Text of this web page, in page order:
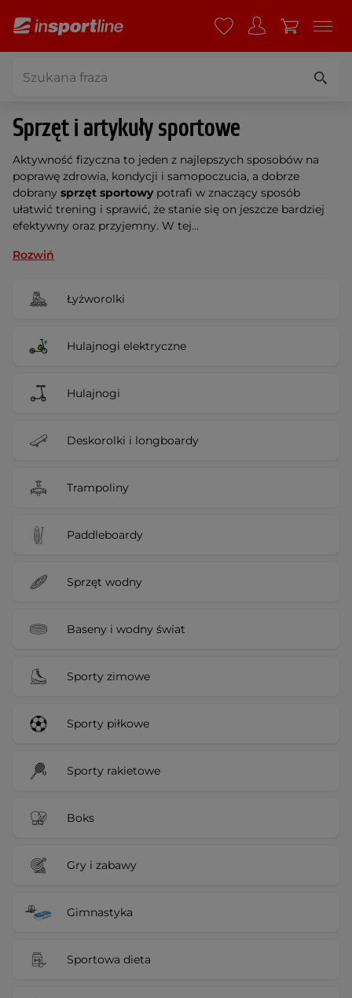
Sprzęt i artykuły sportowe
Aktywność fizyczna to jeden z najlepszych sposobów na
poprawę zdrowia, kondycji i samopoczucia, a dobrze
dobrany sprzęt sportowypotrafi w znaczący sposób
ułatwić trening i sprawić, że stanie się on jeszcze bardziej
efektywny oraz przyjemny. W tej...
Rozwiń
Łyżworolki
Hulajnogi elektryczne
Hulajnogi
Deskorolki i longboardy
Trampoliny
Paddleboardy
Sprzęt wodny
Baseny i wodny świat
Sporty zimowe
Sporty piłkowe
Sporty rakietowe
Boks
Gry i zabawy
Gimnastyka
Sportowa dieta